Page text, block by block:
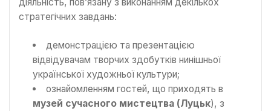
стратегічних завдань:
демонстрацією та презентацією
відвідувачам творчих здобутків нинішньої
української художньої культури;
ознайомленням гостей, що приходять в
музей сучасного мистецтва (Луцьк), з